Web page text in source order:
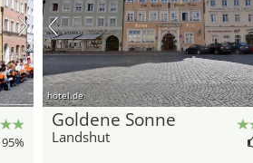
95%
hotel.de
Goldene Sonne
Landshut